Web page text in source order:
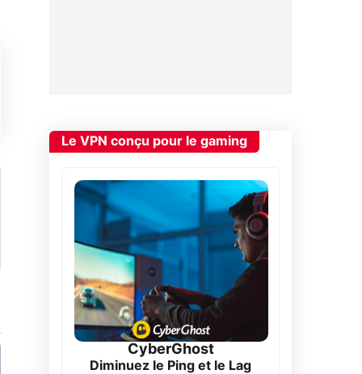
Le VPN conçu pour le gaming
CyberGhost
Diminuez le Ping et le Lag